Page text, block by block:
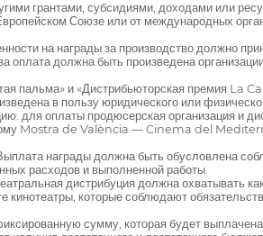
грантами, субсидиями, доходами или
Союзе или от международных
на награды за производство должно
оплата должна быть произведена
пальма» и «Дистрибьюторская премия
в пользу юридического или
для оплаты продюсерская организация и
Mostra de València — Cinema del
награды должна быть обусловлена
расходов и выполненной работы.
дистрибуция должна охватывать
кинотеатры, которые соблюдают
сумму, которая будет